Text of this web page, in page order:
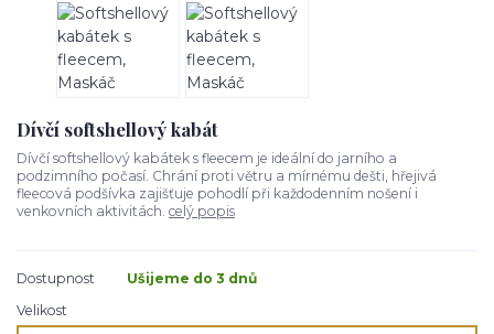
Dívčí softshellový kabát
Dívčí softshellový kabátek s fleecem je ideální do jarního a
podzimního počasí. Chrání proti větru a mírnému dešti, hřejivá
fleecová podšívka zajišťuje pohodlí při každodenním nošení i
venkovních aktivitách. celý popis
Dostupnost
Ušijeme do 3 dnů
Velikost